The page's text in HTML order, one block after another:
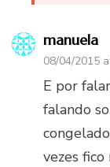
manuela
08/04/2015
E por
falando
vezes